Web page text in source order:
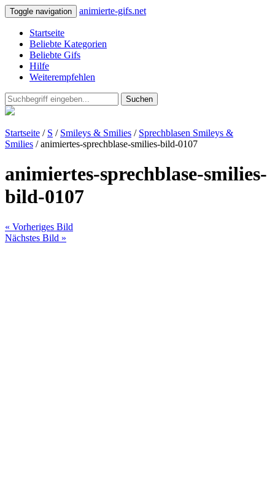
Toggle navigation animierte-gifs.net
Startseite
Beliebte Kategorien
Beliebte Gifs
Hilfe
Weiterempfehlen
Suchen
Startseite / S / Smileys & Smilies / Sprechblasen Smileys &
Smilies / animiertes-sprechblase-smilies-bild-0107
animiertes-sprechblase-smilies-
bild-0107
« Vorheriges Bild
Nächstes Bild »